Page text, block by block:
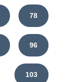
78
96
103